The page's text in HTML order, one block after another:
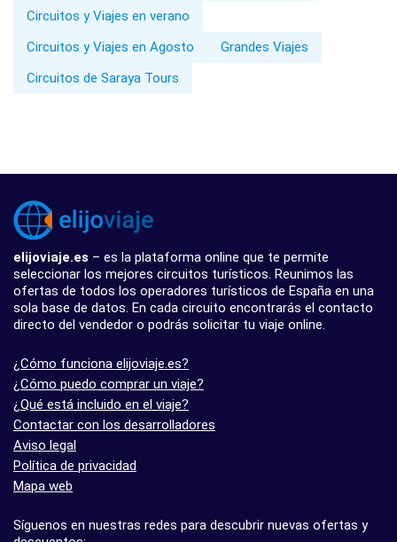
Circuitos y Viajes en verano
Circuitos y Viajes en Agosto
Grandes Viajes
Circuitos de Saraya Tours
elijoviaje.es – es la plataforma online que te permite
seleccionar los mejores circuitos turísticos. Reunimos las
ofertas de todos los operadores turísticos de España en una
sola base de datos. En cada circuito encontrarás el contacto
directo del vendedor o podrás solicitar tu viaje online.
¿Cómo funciona elijoviaje.es?
¿Cómo puedo comprar un viaje?
¿Qué está incluido en el viaje?
Contactar con los desarrolladores
Aviso legal
Política de privacidad
Mapa web
Síguenos en nuestras redes para descubrir nuevas ofertas y